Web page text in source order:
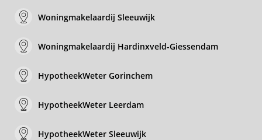
Woningmakelaardij Sleeuwijk
Woningmakelaardij Hardinxveld-Giessendam
HypotheekWeter Gorinchem
HypotheekWeter Leerdam
HypotheekWeter Sleeuwijk